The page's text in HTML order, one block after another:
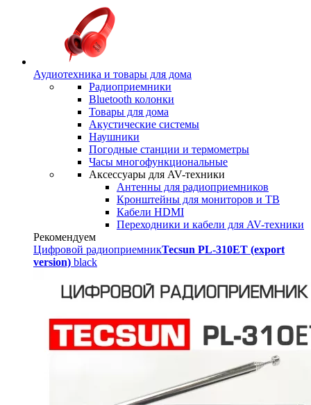
Аудиотехника и товары для дома
Радиоприемники
Bluetooth колонки
Товары для дома
Акустические системы
Наушники
Погодные станции и термометры
Часы многофункциональные
Аксессуары для AV-техники
Антенны для радиоприемников
Кронштейны для мониторов и ТВ
Кабели HDMI
Переходники и кабели для AV-техники
Рекомендуем
Цифровой радиоприемникTecsun PL-310ET (export
version) black